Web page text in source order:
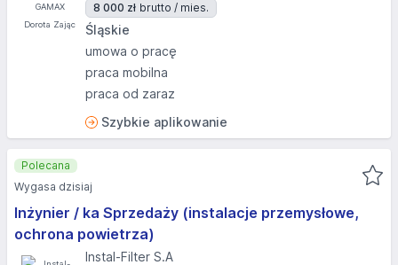
8 000 zł brutto / mies.
Śląskie
umowa o pracę
praca mobilna
praca od zaraz
Szybkie aplikowanie
Inżynier / ka Sprzedaży (instalacje przemysłowe,
ochrona powietrza)
Instal-Filter S.A
Polecana
Wygasa dzisiaj